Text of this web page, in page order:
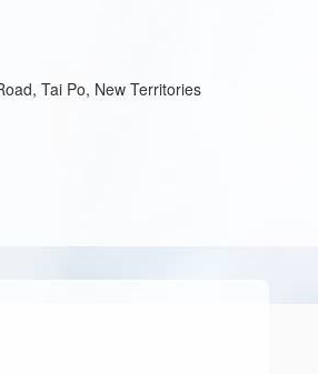
Tai Po, New Territories